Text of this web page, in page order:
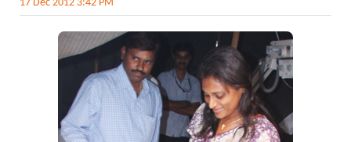
17 Dec 2012 3:42 PM